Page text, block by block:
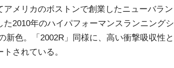
メリカのボストンで創業したニューバラン
2010年のハイパフォーマンスランニングシ
新色。「2002R」同様に、高い衝撃吸収性と
されている。